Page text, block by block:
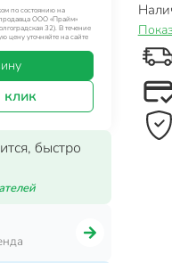
по состоянию на
ООО «Прайм»
32). В течение
цену уточняйте на сайте
клик
быстро